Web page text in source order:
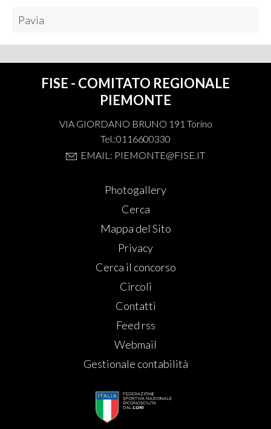
Pavia
FISE - COMITATO REGIONALE
PIEMONTE
VIA GIORDANO BRUNO 191 Torino
Tel.:0116600330
EMAIL: PIEMONTE@FISE.IT
Photogallery
Cerca
Mappa del Sito
Privacy
Cerca il concorso
Circoli
Contatti
Feed rss
Webmail
Gestionale contabilità